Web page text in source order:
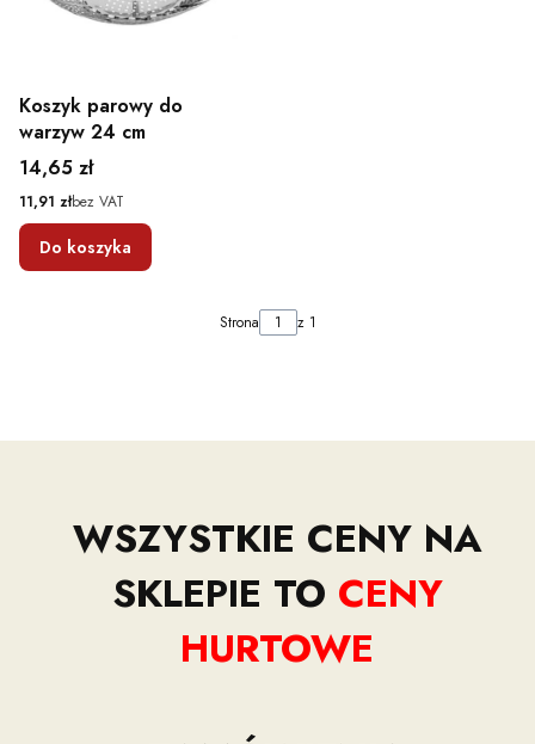
Koszyk parowy do
warzyw 24 cm
Cena
14,65 zł
Cena
11,91 złbez VAT
Do koszyka
Strona z 1
WSZYSTKIE CENY NA
SKLEPIE TO CENY
HURTOWE